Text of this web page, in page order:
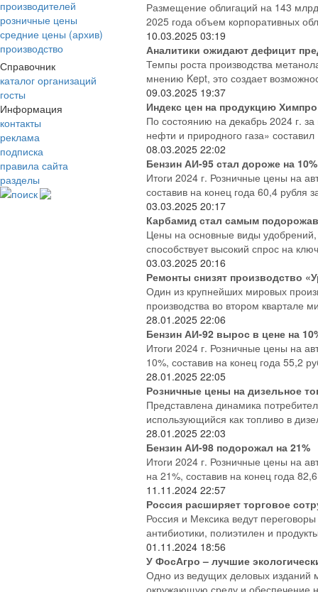
производителей
розничные цены
средние цены (архив)
производство
Справочник
каталог организаций
госты
Информация
контакты
реклама
подписка
правила сайта
разделы
поиск
Размещение облигаций на 143
2025 года объем корпоративных
10.03.2025 03:19
Аналитики ожидают дефицит
Темпы роста производства
мнению Kept, это создает
09.03.2025 19:37
Индекс цен на продукцию
По состоянию на декабрь 2024 г.
нефти и природного газа»
08.03.2025 22:02
Бензин АИ-95 стал дороже на 10%
Итоги 2024 г. Розничные цены на
составив на конец года 60,4 рубля
03.03.2025 20:17
Карбамид стал самым
Цены на основные виды удобрений,
способствует высокий спрос на
03.03.2025 20:16
Ремонты снизят производство
Один из крупнейших мировых
производства во втором квартале
28.01.2025 22:06
Бензин АИ-92 вырос в цене на
Итоги 2024 г. Розничные цены на
10%, составив на конец года 55,2
28.01.2025 22:05
Розничные цены на дизельное
Представлена динамика
использующийся как топливо в
28.01.2025 22:03
Бензин АИ-98 подорожал на 21%
Итоги 2024 г. Розничные цены на
на 21%, составив на конец года
11.11.2024 22:57
Россия расширяет торговое
Россия и Мексика ведут
антибиотики, полиэтилен и
01.11.2024 18:56
У ФосАгро – лучшие
Одно из ведущих деловых изданий
окружающую среду и обеспечение